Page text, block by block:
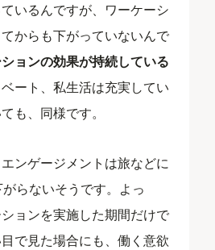
いるんですが、ワーケーシ
からも下がっていないんで
ョンの効果が持続している
ート、私生活は充実してい
も、同様です。
ンゲージメントは旅などに
らないそうです。よっ
ョンを実施した期間だけで
で見た場合にも、働く意欲